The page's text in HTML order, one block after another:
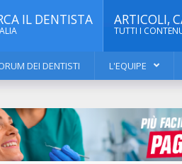
IL DENTISTA ARTICOLI,
TUTTI I
DEI DENTISTI L'EQUIPE